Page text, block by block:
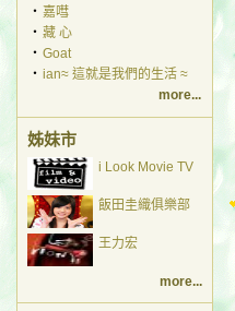
‧ 嘉嘒
‧ 藏 心
‧ Goat
‧ ian≈ 這就是我們的生活 ≈
more...
姊妹市
i Look Movie TV
飯田圭織俱樂部
王力宏
more...